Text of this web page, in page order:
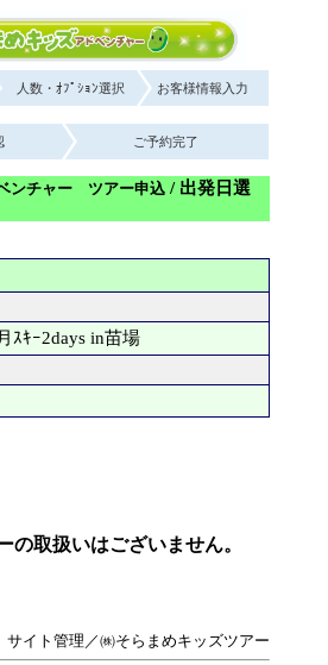
人数・ｵﾌﾟｼｮﾝ選択 お客様情報入力
ご予約完了
ンチャー ツアー申込 / 出発日選
ｽｷｰ2days in苗場
の取扱いはございません。
サイト管理／㈱そらまめキッズツアー